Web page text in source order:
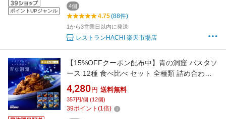
ポイントUPジャンル
4個
4.75(88件)
1から3営業日以内に発送
レストランHACHI 楽天市場店
【15%OFFクーポン配布中】青の洞窟 パスタソ
ース 12種 食べ比べ セット 全種類 詰め合わせ
セット まとめ買い 簡単 時短 レンジ調理 レトル
ト ギフト お中元 パスタ スパゲティ スパゲティ
ー イタリアン グルメ 日清製粉ウェルナ
4,280 円 送料無料
357円/個 (12個)
39ポイント (1倍)